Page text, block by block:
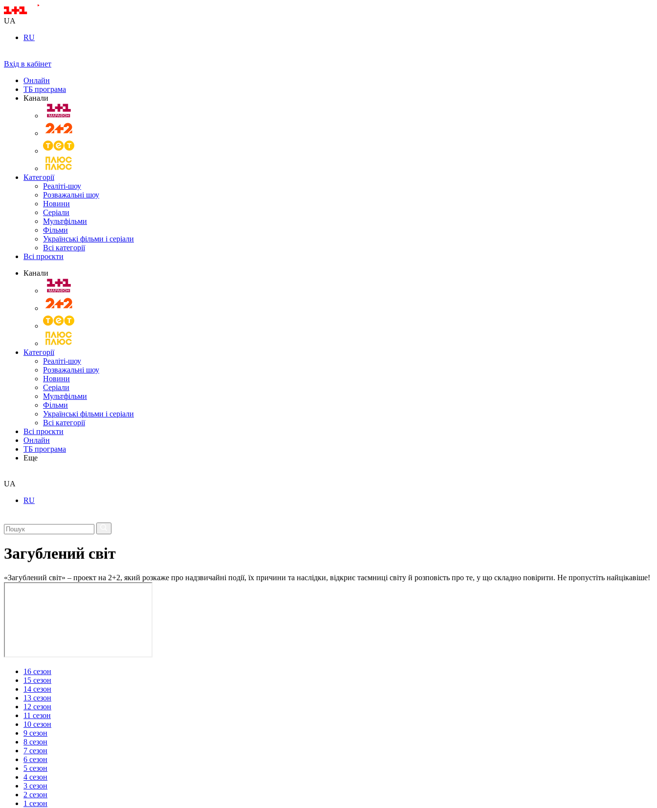
UA
RU
Вхід в кабінет
Онлайн
ТБ програма
Канали
Категорії
Реаліті-шоу
Розважальні шоу
Новини
Серіали
Мультфільми
Фільми
Українські фільми і серіали
Всі категорії
Всі проєкти
Канали
Категорії
Реаліті-шоу
Розважальні шоу
Новини
Серіали
Мультфільми
Фільми
Українські фільми і серіали
Всі категорії
Всі проєкти
Онлайн
ТБ програма
Еще
UA
RU
Загублений світ
«Загублений світ» – проект на 2+2, який розкаже про надзвичайні події, їх причини та наслідки, відкриє таємниці світу й розповість про те, у що складно повірити. Не пропустіть найцікавіше!
16 сезон
15 сезон
14 сезон
13 сезон
12 сезон
11 сезон
10 сезон
9 сезон
8 сезон
7 сезон
6 сезон
5 сезон
4 сезон
3 сезон
2 сезон
1 сезон